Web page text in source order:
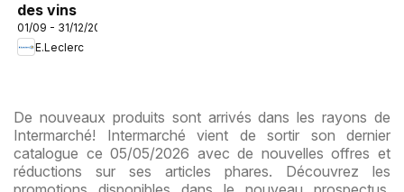
des vins
01/09 - 31/12/2026
E.Leclerc
De nouveaux produits sont arrivés dans les rayons de
Intermarché! Intermarché vient de sortir son dernier
catalogue ce 05/05/2026 avec de nouvelles offres et
réductions sur ses articles phares. Découvrez les